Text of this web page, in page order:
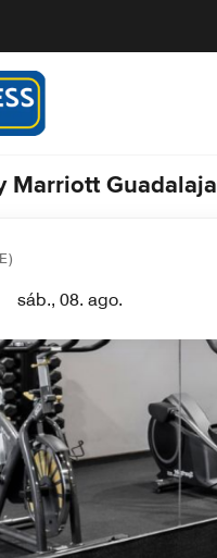
Marriott
sáb., 08. ago.